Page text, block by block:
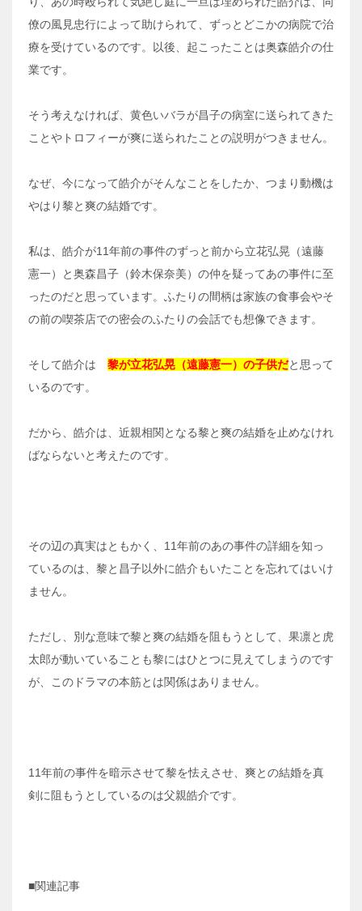
僚の風見忠行によって助けられて、ずっとどこかの病院で治
療を受けているのです。以後、起こったことは奥森皓介の仕
業です。
そう考えなければ、黄色いバラが昌子の病室に送られてきた
ことやトロフィーが爽に送られたことの説明がつきません。
なぜ、今になって皓介がそんなことをしたか、つまり動機は
やはり黎と爽の結婚です。
私は、皓介が11年前の事件のずっと前から立花弘晃（遠藤
憲一）と奥森昌子（鈴木保奈美）の仲を疑ってあの事件に至
ったのだと思っています。ふたりの間柄は家族の食事会やそ
の前の喫茶店での密会のふたりの会話でも想像できます。
そして皓介は 黎が立花弘晃（遠藤憲一）の子供だと思って
いるのです。
だから、皓介は、近親相関となる黎と爽の結婚を止めなけれ
ばならないと考えたのです。
その辺の真実はともかく、11年前のあの事件の詳細を知っ
ているのは、黎と昌子以外に皓介もいたことを忘れてはいけ
ません。
ただし、別な意味で黎と爽の結婚を阻もうとして、果凛と虎
太郎が動いていることも黎にはひとつに見えてしまうのです
が、このドラマの本筋とは関係はありません。
11年前の事件を暗示させて黎を怯えさせ、爽との結婚を真
剣に阻もうとしているのは父親皓介です。
■関連記事